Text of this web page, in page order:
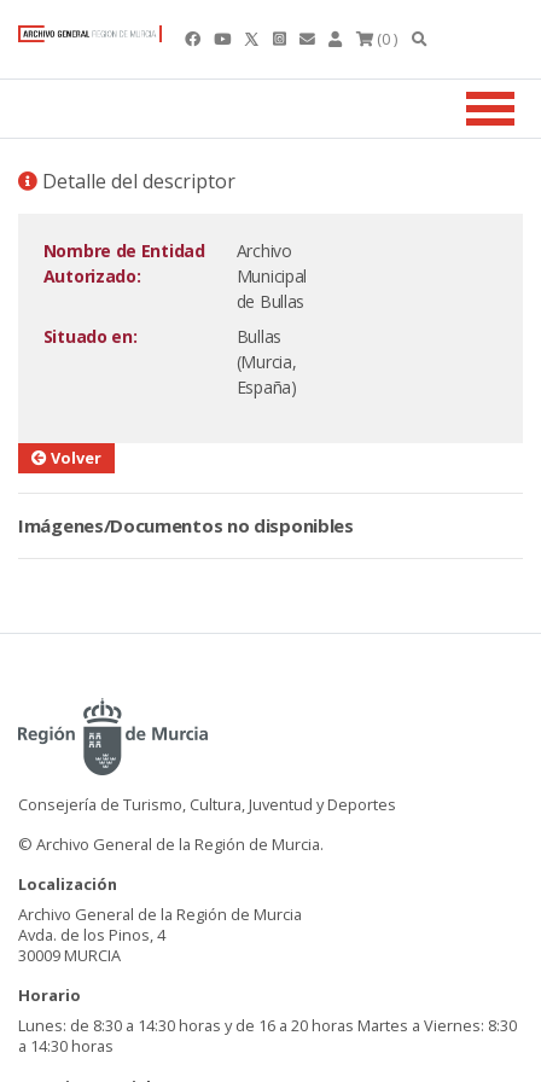
(0 )
Detalle del descriptor
Nombre de Entidad
Autorizado:
Archivo
Municipal
de Bullas
Situado en:
Bullas
(Murcia,
España)
Volver
Imágenes/Documentos no disponibles
Consejería de Turismo, Cultura, Juventud y Deportes
© Archivo General de la Región de Murcia.
Localización
Archivo General de la Región de Murcia
Avda. de los Pinos, 4
30009 MURCIA
Horario
Lunes: de 8:30 a 14:30 horas y de 16 a 20 horas Martes a Viernes: 8:30
a 14:30 horas